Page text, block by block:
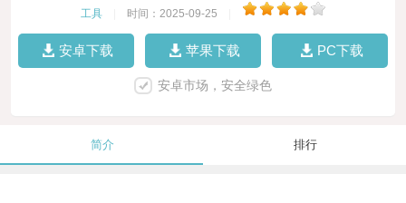
工具 时间：2025-09-25
安卓下载 苹果下载 PC下载
安卓市场，安全绿色
简介 排行